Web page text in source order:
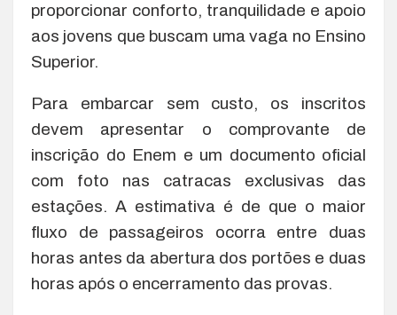
proporcionar conforto, tranquilidade e apoio
aos jovens que buscam uma vaga no Ensino
Superior.
Para embarcar sem custo, os inscritos
devem apresentar o comprovante de
inscrição do Enem e um documento oficial
com foto nas catracas exclusivas das
estações. A estimativa é de que o maior
fluxo de passageiros ocorra entre duas
horas antes da abertura dos portões e duas
horas após o encerramento das provas.